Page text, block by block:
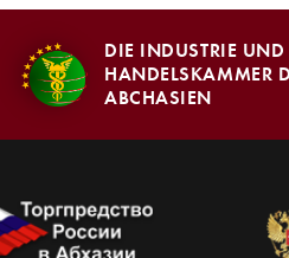
DIE INDUSTRIE UND
HANDELSKAMMER
ABCHASIEN